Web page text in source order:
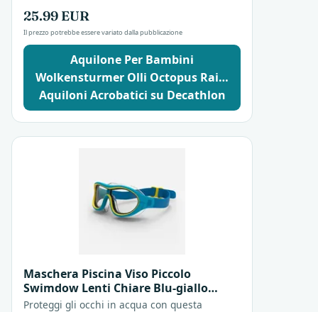
"Wolkenstürmer"...
25.99 EUR
Il prezzo potrebbe essere variato dalla pubblicazione
Aquilone Per Bambini
Wolkensturmer Olli Octopus Rai…
Aquiloni Acrobatici su Decathlon
Maschera Piscina Viso Piccolo
Swimdow Lenti Chiare Blu-giallo
Maschere Nuoto
Proteggi gli occhi in acqua con questa